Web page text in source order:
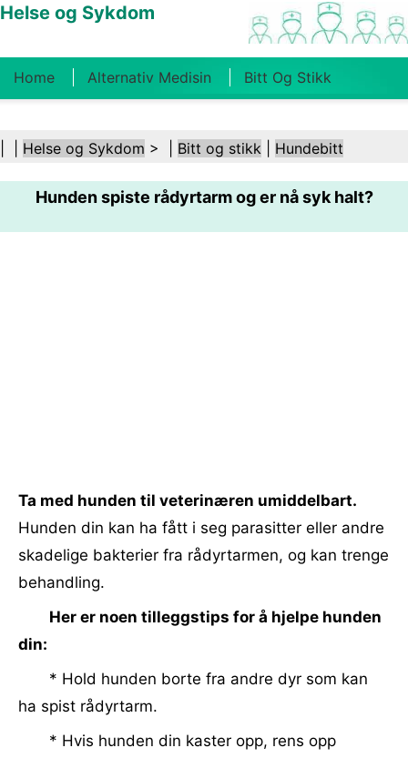
Helse og Sykdom
Home Alternativ Medisin Bitt Og Stikk
Kosthold Og Ernæring Familiehelse
Helsebransjen Psykisk Helse Folkehelse Og
Sikkerhet Kirurgi Og Prosedyrer Helse
Helse og Sykdom > | Bitt og stikk Hundebitt
Hunden spiste rådyrtarm og er nå syk halt?
Ta med hunden til veterinæren umiddelbart.
Hunden din kan ha fått i seg parasitter eller andre
skadelige bakterier fra rådyrtarmen, og kan trenge
behandling.
Her er noen tilleggstips for å hjelpe hunden
din:
* Hold hunden borte fra andre dyr som kan
ha spist rådyrtarm.
* Hvis hunden din kaster opp, rens opp